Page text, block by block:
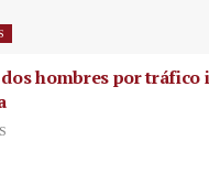
dos hombres por tráfico